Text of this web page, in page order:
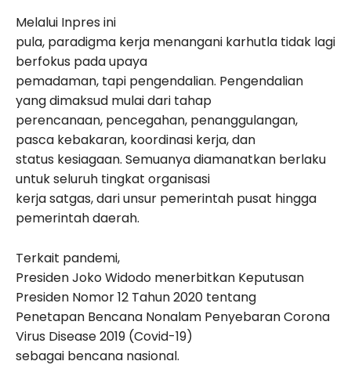
Melalui Inpres ini
pula, paradigma kerja menangani karhutla tidak lagi
berfokus pada upaya
pemadaman, tapi pengendalian. Pengendalian
yang dimaksud mulai dari tahap
perencanaan, pencegahan, penanggulangan,
pasca kebakaran, koordinasi kerja, dan
status kesiagaan. Semuanya diamanatkan berlaku
untuk seluruh tingkat organisasi
kerja satgas, dari unsur pemerintah pusat hingga
pemerintah daerah.
Terkait pandemi,
Presiden Joko Widodo menerbitkan Keputusan
Presiden Nomor 12 Tahun 2020 tentang
Penetapan Bencana Nonalam Penyebaran Corona
Virus Disease 2019 (Covid-19)
sebagai bencana nasional.